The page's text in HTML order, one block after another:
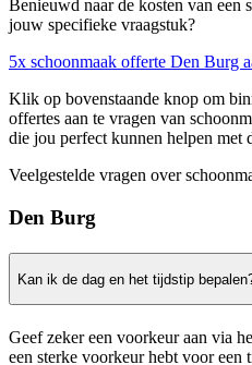
Benieuwd naar de kosten van
jouw specifieke vraagstuk?
5x schoonmaak offerte Den Burg
Klik op bovenstaande knop om
offertes aan te vragen van
die jou perfect kunnen helpen met
Veelgestelde vragen over
Den Burg
Kan ik de dag en het tijdstip
Geef zeker een voorkeur aan via
een sterke voorkeur hebt voor een